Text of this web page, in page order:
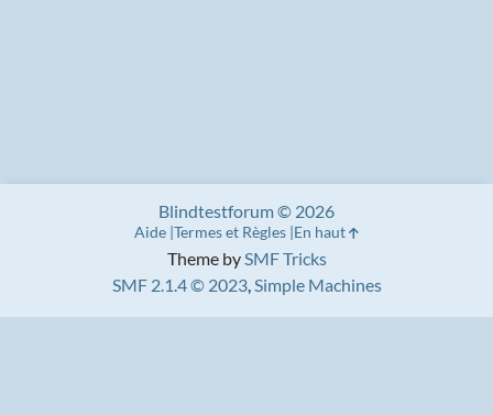
Theme bySMF Tricks
SMF 2.1.4 © 2023,Simple Machines
Blindtestforum © 2026
Aide Termes et Règles En haut